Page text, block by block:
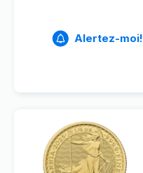
Alertez-moi!